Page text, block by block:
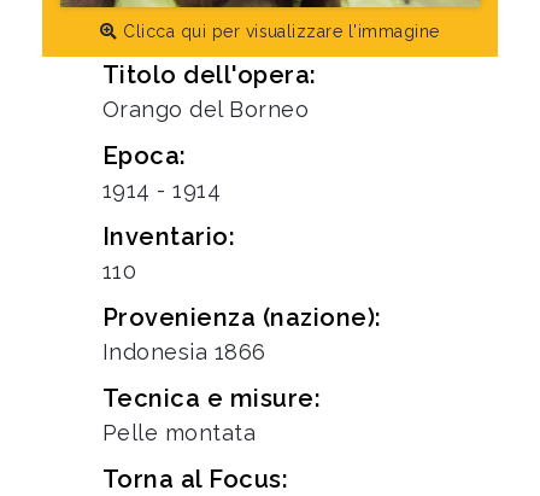
Clicca qui per visualizzare l'immagine
Titolo dell'opera:
Orango del Borneo
Epoca:
1914 - 1914
Inventario:
110
Provenienza (nazione):
Indonesia 1866
Tecnica e misure:
Pelle montata
Torna al Focus: